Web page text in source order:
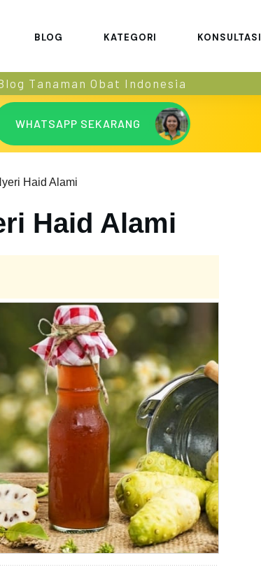
BLOG KATEGORI KONSULTASI
Tanaman Obat Indonesia
WHATSAPP SEKARANG
Haid Alami
Haid Alami